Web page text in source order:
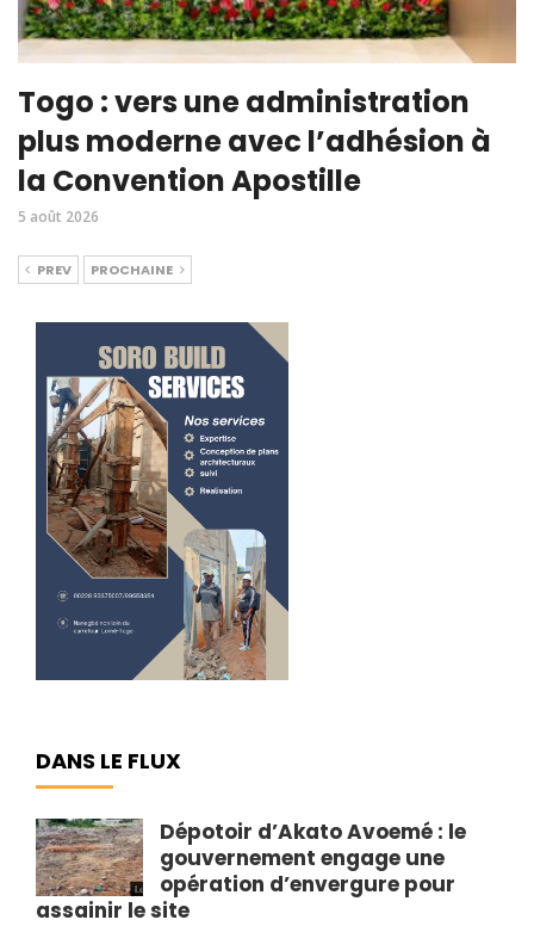
Togo : vers une administration
plus moderne avec l’adhésion à
la Convention Apostille
5 août 2026
PREV PROCHAINE
DANS LE FLUX
Dépotoir d’Akato Avoemé : le
gouvernement engage une
opération d’envergure pour
assainir le site